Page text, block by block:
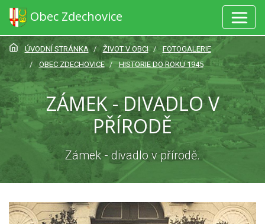
Obec Zdechovice
ÚVODNÍ STRÁNKA ŽIVOT V OBCI
FOTOGALERIE
OBEC ZDECHOVICE
HISTORIE DO ROKU 1945
ZÁMEK - DIVADLO V
PŘÍRODĚ
Zámek - divadlo v přírodě.